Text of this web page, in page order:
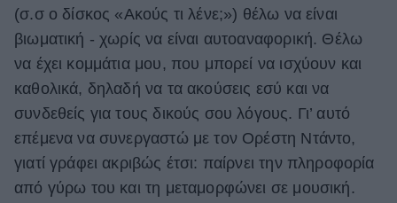
(σ.σ ο δίσκος «Ακούς τι λένε;») θέλω να είναι
βιωματική - χωρίς να είναι αυτοαναφορική. Θέλω
να έχει κομμάτια μου, που μπορεί να ισχύουν και
καθολικά, δηλαδή να τα ακούσεις εσύ και να
συνδεθείς για τους δικούς σου λόγους. Γι’ αυτό
επέμενα να συνεργαστώ με τον Ορέστη Ντάντο,
γιατί γράφει ακριβώς έτσι: παίρνει την πληροφορία
από γύρω του και τη μεταμορφώνει σε μουσική.